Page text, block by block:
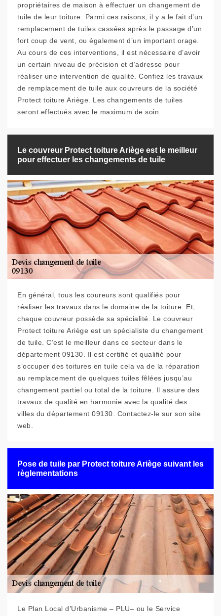
propriétaires de maison à effectuer un changement de
tuile de leur toiture. Parmi ces raisons, il y a le fait d’un
remplacement de tuiles cassées après le passage d’un
fort coup de vent, ou également d’un important orage.
Au cours de ces interventions, il est nécessaire d’avoir
un certain niveau de précision et d’adresse pour
réaliser une intervention de qualité. Confiez les travaux
de remplacement de tuile aux couvreurs de la société
Protect toiture Ariège. Les changements de tuiles
seront effectués avec le maximum de soin.
Le couvreur Protect toiture Ariège est le meilleur
pour effectuer les changements de tuile
En général, tous les coureurs sont qualifiés pour
réaliser les travaux dans le domaine de la toiture. Et,
chaque couvreur possède sa spécialité. Le couvreur
Protect toiture Ariège est un spécialiste du changement
de tuile. C’est le meilleur dans ce secteur dans le
département 09130. Il est certifié et qualifié pour
s’occuper des toitures en tuile cela va de la réparation
au remplacement de quelques tuiles fêlées jusqu’au
changement partiel ou total de la toiture. Il assure des
travaux de qualité en harmonie avec la qualité des
villes du département 09130. Contactez-le sur son site
web.
Pose de tuile par Protect toiture Ariège suivant les
règlementations
Le Plan Local d’Urbanisme – PLU– ou le Service